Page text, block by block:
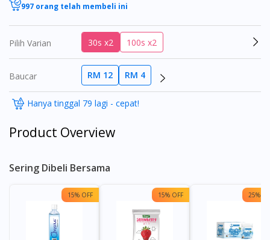
997 orang telah membeli ini
Pilih Varian 30s x2 100s x2
Baucar RM 12 RM 4
Hanya tinggal 79 lagi - cepat!
Product Overview
Sering Dibeli Bersama
15% OFF 15% OFF 25%